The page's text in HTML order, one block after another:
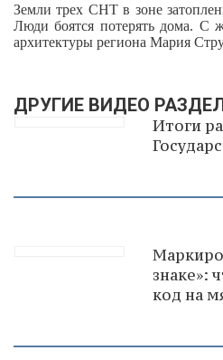
Земли трех СНТ в зоне
Люди боятся потерять дома. С
архитектуры региона Мария
ДРУГИЕ ВИДЕО
Итоги
знаке»:
код на